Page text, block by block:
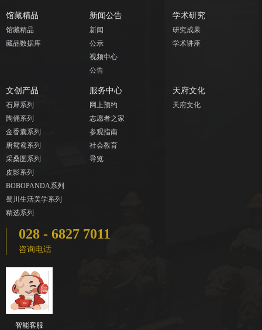
馆藏精品
馆藏精品
藏品数据库
新闻公告
新闻
公示
视频中心
公告
学术研究
研究成果
学术讲座
文创产品
石犀系列
陶俑系列
金香囊系列
唐鸳鸯系列
采桑图系列
皮影系列
BOBOPANDA系列
蜀川生活美学系列
精选系列
服务中心
网上预约
志愿者之家
参观指南
社会教育
导览
天府文化
天府文化
028 - 6827 7011
咨询电话
智能客服